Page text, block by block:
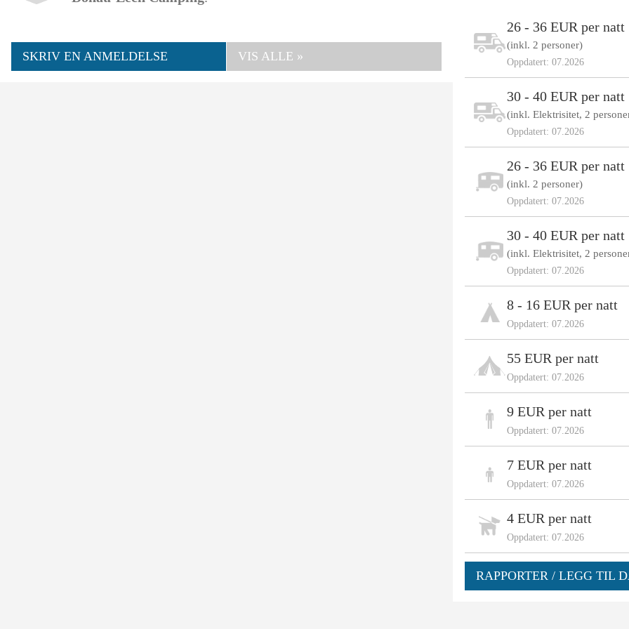
SKRIV EN ANMELDELSE VIS ALLE »
26 - 36 EUR per natt
(inkl. 2 personer)
Oppdatert: 07.2026
30 - 40 EUR per natt
(inkl. Elektrisitet, 2
Oppdatert: 07.2026
26 - 36 EUR per natt
(inkl. 2 personer)
Oppdatert: 07.2026
30 - 40 EUR per natt
(inkl. Elektrisitet, 2
Oppdatert: 07.2026
8 - 16 EUR per natt
Oppdatert: 07.2026
55 EUR per natt
Oppdatert: 07.2026
9 EUR per natt
Oppdatert: 07.2026
7 EUR per natt
Oppdatert: 07.2026
4 EUR per natt
Oppdatert: 07.2026
RAPPORTER / LEGG TIL